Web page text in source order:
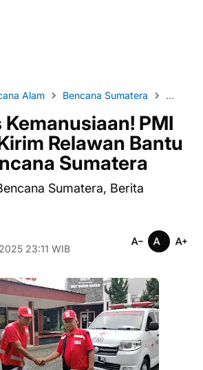
Alam Bencana Sumatera Berita
PMI
Relawan Bantu
Sumatera
Sumatera, Berita
23:11 WIB